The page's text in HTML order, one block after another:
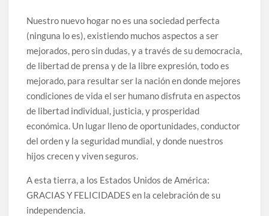
Nuestro nuevo hogar no es una sociedad perfecta
(ninguna lo es), existiendo muchos aspectos a ser
mejorados, pero sin dudas, y a través de su democracia,
de libertad de prensa y de la libre expresión, todo es
mejorado, para resultar ser la nación en donde mejores
condiciones de vida el ser humano disfruta en aspectos
de libertad individual, justicia, y prosperidad
económica. Un lugar lleno de oportunidades, conductor
del orden y la seguridad mundial, y donde nuestros
hijos crecen y viven seguros.
A esta tierra, a los Estados Unidos de América:
GRACIAS Y FELICIDADES en la celebración de su
independencia.